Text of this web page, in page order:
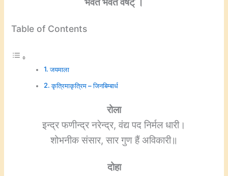
Table of Contents
जयमाला
कृत्रिमाकृत्रिम – जिनबिम्बार्ध
रोला
इन्द्र फणीन्द्र नरेन्द्र, वंद्य पद निर्मल धारी।
शोभनीक संसार, सार गुण हैं अविकारी॥
दोहा